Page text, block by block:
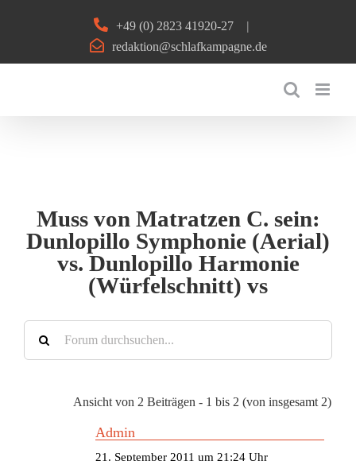
+49 (0) 2823 41920-27
|
redaktion@schlafkampagne.de
Muss von Matratzen C. sein:
Dunlopillo Symphonie (Aerial)
vs. Dunlopillo Harmonie
(Würfelschnitt) vs
Ansicht von 2 Beiträgen - 1 bis 2 (von insgesamt 2)
Admin
21. September 2011 um 21:24 Uhr